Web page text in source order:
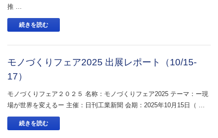
推 …
続きを読む
モノづくりフェア2025 出展レポート（10/15-
17）
モノづくりフェア２０２５ 名称：モノづくりフェア2025 テーマ：ー現
場が世界を変えるー 主催：日刊工業新聞 会期：2025年10月15日（ …
続きを読む